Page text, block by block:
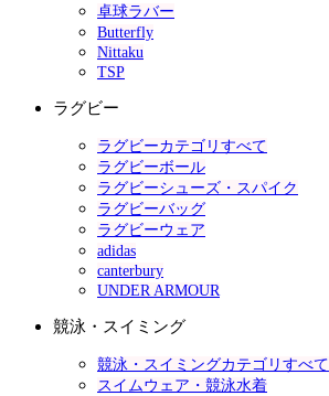
卓球ラバー
Butterfly
Nittaku
TSP
ラグビー
ラグビーカテゴリすべて
ラグビーボール
ラグビーシューズ・スパイク
ラグビーバッグ
ラグビーウェア
adidas
canterbury
UNDER ARMOUR
競泳・スイミング
競泳・スイミングカテゴリすべて
スイムウェア・競泳水着